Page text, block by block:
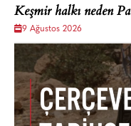
Keşmir halkı neden
9 Ağustos 2026